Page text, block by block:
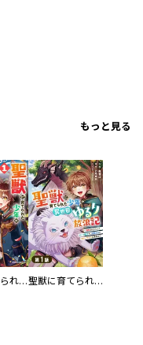
もっと見る
聖獣に育てられた少年の異世界ゆるり放浪記～神様からもらったチート魔法で、仲間たちとスローライフを満喫中～ 聖獣に育てられた少年の異世界ゆるり放浪記～神様からもらったチート魔法で、仲間たちとスローライフを満喫中～【分冊版】